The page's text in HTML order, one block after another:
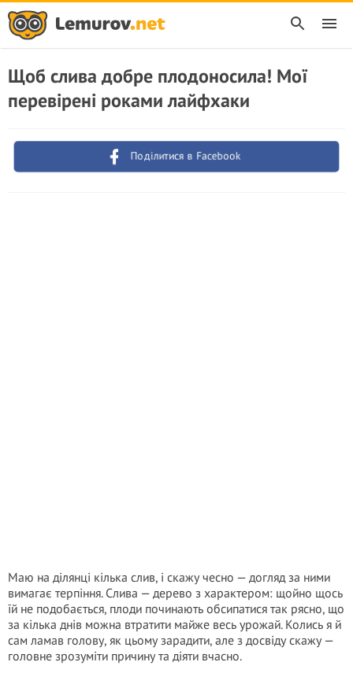
Щоб слива добре плодоносила! Мої
перевірені роками лайфхаки
Поділитися в Facebook
Маю на ділянці кілька слив, і скажу чесно — догляд за ними
вимагає терпіння. Слива — дерево з характером: щойно щось
їй не подобається, плоди починають обсипатися так рясно, що
за кілька днів можна втратити майже весь урожай. Колись я й
сам ламав голову, як цьому зарадити, але з досвіду скажу —
головне зрозуміти причину та діяти вчасно.